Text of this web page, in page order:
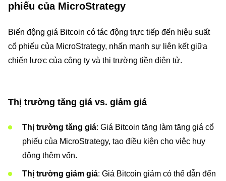
phiếu của MicroStrategy
Biến động giá Bitcoin có tác động trực tiếp đến hiệu suất
cổ phiếu của MicroStrategy, nhấn mạnh sự liên kết giữa
chiến lược của công ty và thị trường tiền điện tử.
Thị trường tăng giá vs. giảm giá
Thị trường tăng giá: Giá Bitcoin tăng làm tăng giá cổ
phiếu của MicroStrategy, tạo điều kiện cho việc huy
động thêm vốn.
Thị trường giảm giá: Giá Bitcoin giảm có thể dẫn đến